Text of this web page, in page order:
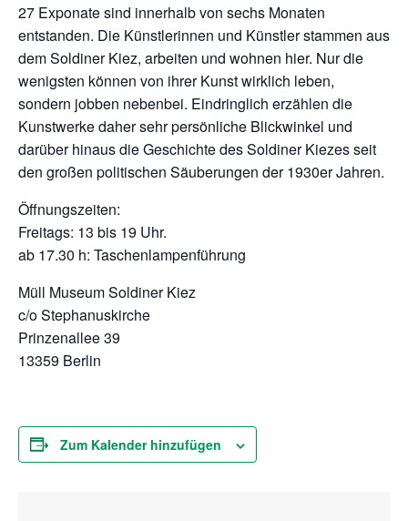
27 Exponate sind innerhalb von sechs Monaten
entstanden. Die Künstlerinnen und Künstler stammen aus
dem Soldiner Kiez, arbeiten und wohnen hier. Nur die
wenigsten können von ihrer Kunst wirklich leben,
sondern jobben nebenbei. Eindringlich erzählen die
Kunstwerke daher sehr persönliche Blickwinkel und
darüber hinaus die Geschichte des Soldiner Kiezes seit
den großen politischen Säuberungen der 1930er Jahren.
Öffnungszeiten:
Freitags: 13 bis 19 Uhr.
ab 17.30 h: Taschenlampenführung
Müll Museum Soldiner Kiez
c/o Stephanuskirche
Prinzenallee 39
13359 Berlin
Zum Kalender hinzufügen